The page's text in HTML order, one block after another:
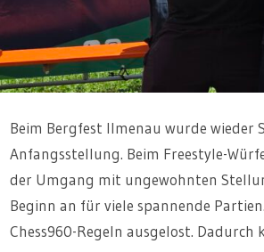
Beim Bergfest Ilmenau wurde wieder
Anfangsstellung. Beim Freestyle-
der Umgang mit ungewohnten
Beginn an für viele spannende
Chess960-Regeln ausgelost. Dadurch